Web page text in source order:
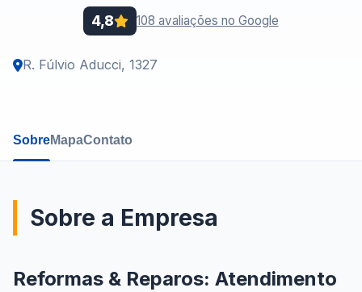
4,8 108 avaliações no Google
R. Fúlvio Aducci, 1327
SobreMapaContato
Sobre a Empresa
Reformas & Reparos: Atendimento